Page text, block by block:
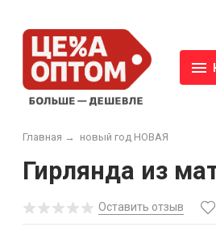
Главная → новый год НОВАЯ
Гирлянда из
Оставить отзыв